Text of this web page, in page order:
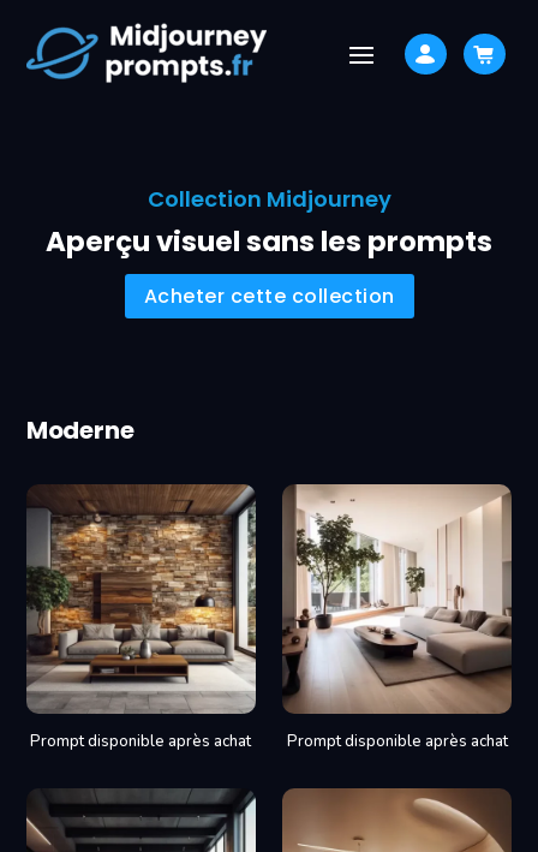
Collection Midjourney
Aperçu visuel sans les prompts
Acheter cette collection
Moderne
Prompt disponible après achat Prompt disponible après achat